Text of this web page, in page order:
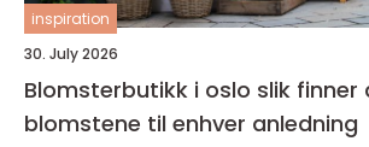
inspiration
30. July 2026
Blomsterbutikk i oslo slik finner du de beste
blomstene til enhver anledning